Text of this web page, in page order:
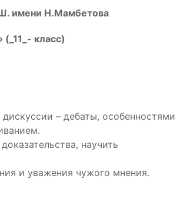
имени Н.Мамбетова
класс)
– дебаты, особенностями
научить
и уважения чужого мнения.